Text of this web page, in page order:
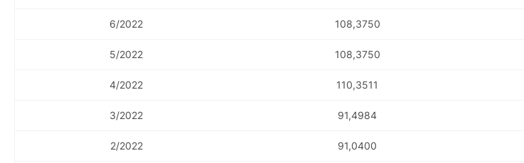
6/2022 108,3750
5/2022 108,3750
4/2022 110,3511
3/2022 91,4984
2/2022 91,0400